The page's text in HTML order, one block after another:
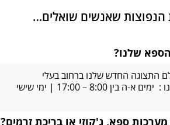
הנפוצות שאנשים שואלים…
שלנו?
התצוגה החדש שלנו ברחוב בעלי
המלאכה 4, אשדוד שעות הפעילות שלנו : ימים א-ה בין 8:00 – 17:00 | ימי שישי
ספא, ג'קוזי או בריכת זרמים?